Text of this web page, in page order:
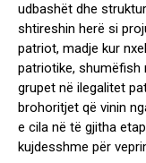
udbashët dhe
shtireshin herë si
patriot, madje kur
patriotike, shumëfish
grupet në ilegalitet
brohoritjet që vinin
e cila në të gjitha
kujdesshme për